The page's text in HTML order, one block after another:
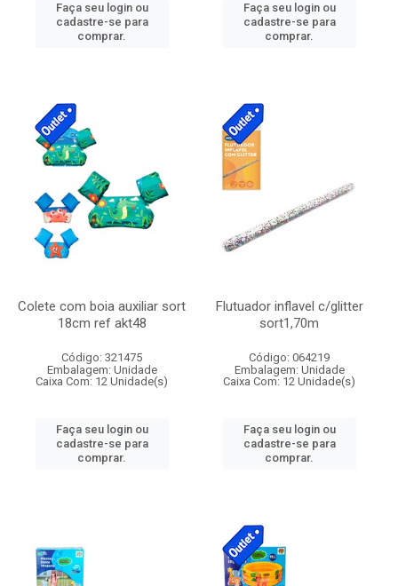
Faça seu login ou
cadastre-se para
comprar.
Faça seu login ou
cadastre-se para
comprar.
Colete com boia auxiliar sort
18cm ref akt48
Código: 321475
Embalagem: Unidade
Caixa Com: 12 Unidade(s)
Faça seu login ou
cadastre-se para
comprar.
Flutuador inflavel c/glitter
sort1,70m
Código: 064219
Embalagem: Unidade
Caixa Com: 12 Unidade(s)
Faça seu login ou
cadastre-se para
comprar.